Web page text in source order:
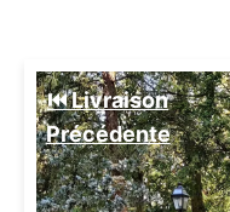
⏮️ Livraison
Précédente